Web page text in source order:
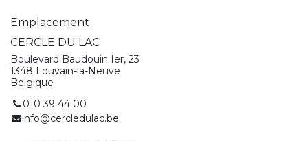
Emplacement
CERCLE DU LAC
Boulevard Baudouin Ier, 23
1348 Louvain-la-Neuve
Belgique
010 39 44 00
info@cercledulac.be